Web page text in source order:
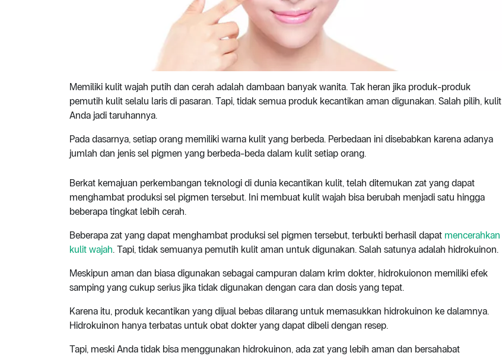
Memiliki kulit wajah putih dan cerah adalah dambaan banyak wanita. Tak heran jika produk-produk
pemutih kulit selalu laris di pasaran. Tapi, tidak semua produk kecantikan aman digunakan. Salah pilih, kulit
Anda jadi taruhannya.
Pada dasarnya, setiap orang memiliki warna kulit yang berbeda. Perbedaan ini disebabkan karena adanya
jumlah dan jenis sel pigmen yang berbeda-beda dalam kulit setiap orang.
Berkat kemajuan perkembangan teknologi di dunia kecantikan kulit, telah ditemukan zat yang dapat
menghambat produksi sel pigmen tersebut. Ini membuat kulit wajah bisa berubah menjadi satu hingga
beberapa tingkat lebih cerah.
Beberapa zat yang dapat menghambat produksi sel pigmen tersebut, terbukti berhasil dapat mencerahkan
kulit wajah. Tapi, tidak semuanya pemutih kulit aman untuk digunakan. Salah satunya adalah hidrokuinon.
Meskipun aman dan biasa digunakan sebagai campuran dalam krim dokter, hidrokuionon memiliki efek
samping yang cukup serius jika tidak digunakan dengan cara dan dosis yang tepat.
Karena itu, produk kecantikan yang dijual bebas dilarang untuk memasukkan hidrokuinon ke dalamnya.
Hidrokuinon hanya terbatas untuk obat dokter yang dapat dibeli dengan resep.
Tapi, meski Anda tidak bisa menggunakan hidrokuinon, ada zat yang lebih aman dan bersahabat